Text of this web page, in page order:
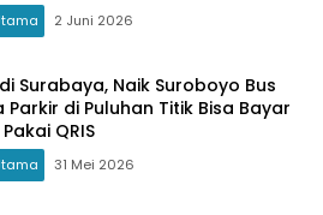
2 Juni 2026
Surabaya, Naik Suroboyo Bus
Parkir di Puluhan Titik Bisa Bayar
QRIS
31 Mei 2026